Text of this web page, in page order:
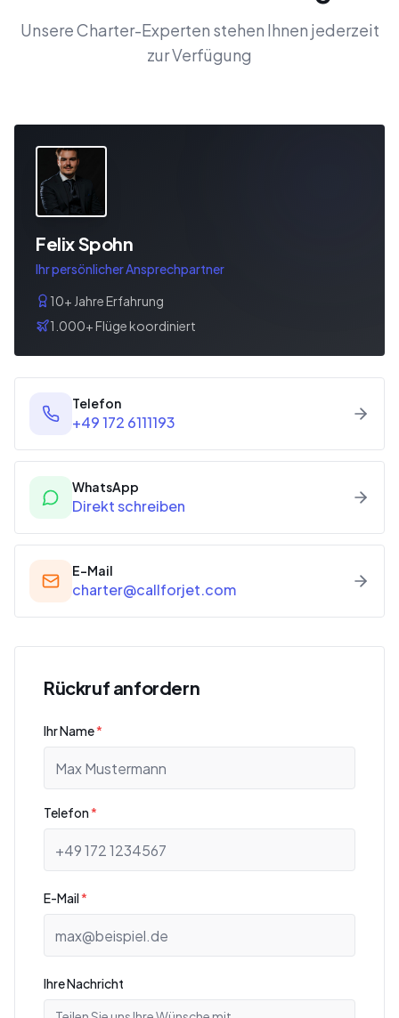
Unsere Charter-Experten stehen Ihnen jederzeit
zur Verfügung
Felix Spohn
Ihr persönlicher Ansprechpartner
10+ Jahre Erfahrung
1.000+ Flüge koordiniert
Telefon
+49 172 6111193
WhatsApp
Direkt schreiben
E-Mail
charter@callforjet.com
Rückruf anfordern
Ihr Name*
Telefon*
E-Mail*
Ihre Nachricht